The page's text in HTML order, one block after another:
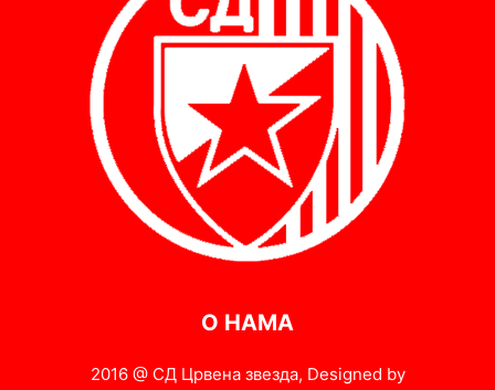
О НАМА
2016 @ СД Црвена звезда, Designed by